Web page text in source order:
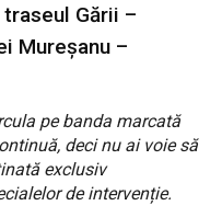
Gării –
Mureșanu –
pe banda marcată
deci nu ai voie să
exclusiv
de intervenție.